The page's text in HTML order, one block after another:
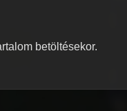
betöltésekor.